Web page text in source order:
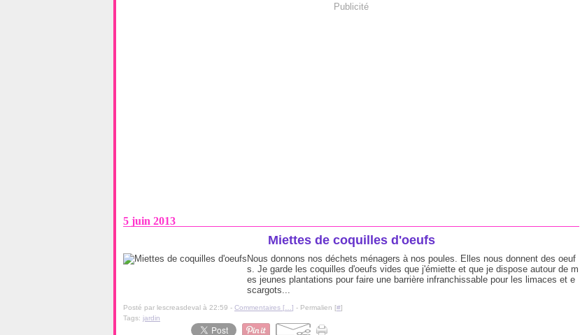
Publicité
5 juin 2013
Miettes de coquilles d'oeufs
Nous donnons nos déchets ménagers à nos poules. Elles nous donnent des oeuf
s. Je garde les coquilles d'oeufs vides que j'émiette et que je dispose autour de m
es jeunes plantations pour faire une barrière infranchissable pour les limaces et e
scargots...
Posté par lescreasdeval à 22:59 - Commentaires [ ] - Permalien [#]
Tags: jardin